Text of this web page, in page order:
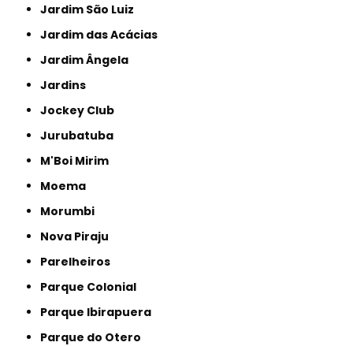
Jardim São Luiz
Jardim das Acácias
Jardim Ângela
Jardins
Jockey Club
Jurubatuba
M'Boi Mirim
Moema
Morumbi
Nova Piraju
Parelheiros
Parque Colonial
Parque Ibirapuera
Parque do Otero